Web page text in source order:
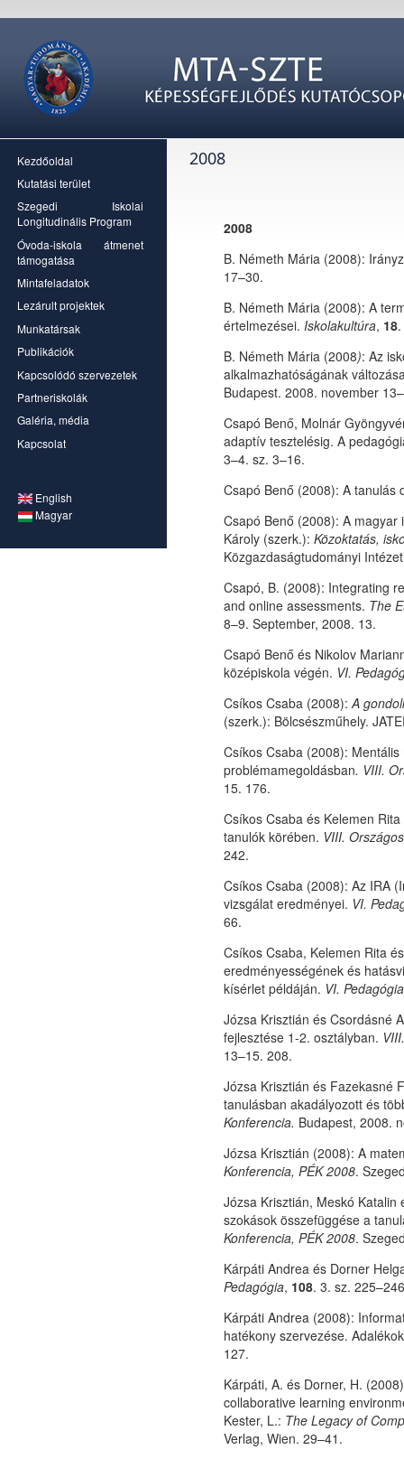
Kezdőoldal
Kutatási terület
Szegedi Iskolai
Longitudinális Program
Óvoda-iskola átmenet
támogatása
Mintafeladatok
Lezárult projektek
Munkatársak
Publikációk
Kapcsolódó szervezetek
Partneriskolák
Galéria, média
Kapcsolat
English
Magyar
2008
2008
B. Németh Mária (2008):
17–30.
B. Németh Mária (2008): A
értelmezései. Iskolakultúra, 18.
B. Németh Mária (2008): Az
alkalmazhatóságának
Budapest. 2008. november
Csapó Benő, Molnár
adaptív tesztelésig. A
3–4. sz. 3–16.
Csapó Benő (2008): A
Csapó Benő (2008): A
Károly (szerk.): Közoktatás,
Közgazdaságtudományi
Csapó, B. (2008): Integrating
and online assessments. The
8–9. September, 2008. 13.
Csapó Benő és Nikolov
középiskola végén. VI.
Csíkos Csaba (2008):A
(szerk.): Bölcsészműhely.
Csíkos Csaba (2008):
problémamegoldásban. VIII.
15. 176.
Csíkos Csaba és Kelemen
tanulók körében. VIII.
242.
Csíkos Csaba (2008): Az IRA
vizsgálat eredményei. VI.
66.
Csíkos Csaba, Kelemen Rita
eredményességének és
kísérlet példáján. VI.
Józsa Krisztián és Csordásné
fejlesztése 1-2. osztályban.
13–15. 208.
Józsa Krisztián és Fazekasné
tanulásban akadályozott és
Konferencia. Budapest, 2008.
Józsa Krisztián (2008): A
Konferencia, PÉK 2008.
Józsa Krisztián, Meskó
szokások összefüggése a
Konferencia, PÉK 2008.
Kárpáti Andrea és Dorner
Pedagógia, 108. 3. sz.
Kárpáti Andrea (2008):
hatékony szervezése.
127.
Kárpáti, A. és Dorner, H.
collaborative learning
Kester, L.: The Legacy of
Verlag, Wien. 29–41.